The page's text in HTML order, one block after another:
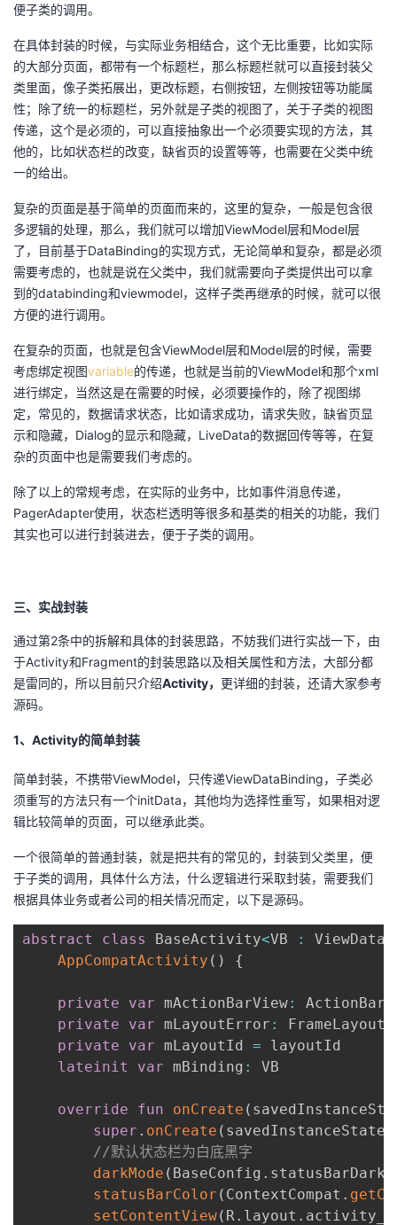
便子类的调用。
在具体封装的时候，与实际业务相结合，这个无比重要，比如实际
的大部分页面，都带有一个标题栏，那么标题栏就可以直接封装父
类里面，像子类拓展出，更改标题，右侧按钮，左侧按钮等功能属
性；除了统一的标题栏，另外就是子类的视图了，关于子类的视图
传递，这个是必须的，可以直接抽象出一个必须要实现的方法，其
他的，比如状态栏的改变，缺省页的设置等等，也需要在父类中统
一的给出。
复杂的页面是基于简单的页面而来的，这里的复杂，一般是包含很
多逻辑的处理，那么，我们就可以增加ViewModel层和Model层
了，目前基于DataBinding的实现方式，无论简单和复杂，都是必须
需要考虑的，也就是说在父类中，我们就需要向子类提供出可以拿
到的databinding和viewmodel，这样子类再继承的时候，就可以很
方便的进行调用。
在复杂的页面，也就是包含ViewModel层和Model层的时候，需要
考虑绑定视图variable的传递，也就是当前的ViewModel和那个xml
进行绑定，当然这是在需要的时候，必须要操作的，除了视图绑
定，常见的，数据请求状态，比如请求成功，请求失败，缺省页显
示和隐藏，Dialog的显示和隐藏，LiveData的数据回传等等，在复
杂的页面中也是需要我们考虑的。
除了以上的常规考虑，在实际的业务中，比如事件消息传递，
PagerAdapter使用，状态栏透明等很多和基类的相关的功能，我们
其实也可以进行封装进去，便于子类的调用。
三、实战封装
通过第2条中的拆解和具体的封装思路，不妨我们进行实战一下，由
于Activity和Fragment的封装思路以及相关属性和方法，大部分都
是雷同的，所以目前只介绍Activity， 更详细的封装，还请大家参考
源码。
1、Activity的简单封装
简单封装，不携带ViewModel，只传递ViewDataBinding，子类必
须重写的方法只有一个initData，其他均为选择性重写，如果相对逻
辑比较简单的页面，可以继承此类。
一个很简单的普通封装，就是把共有的常见的，封装到父类里，便
于子类的调用，具体什么方法，什么逻辑进行采取封装，需要我们
根据具体业务或者公司的相关情况而定，以下是源码。
abstract class BaseActivity<VB :
AppCompatActivity ( ) {
private var mActionBarView:
private
var mLayoutError : FrameLayout
private
var mLayoutId = layoutId
lateinit
var mBinding : VB
override fun onCreate (
super . onCreate ( savedInstanceState
//默认状态栏为白底黑字
darkMode ( BaseConfig .
statusBarColor ( ContextCompat .
setContentView( R. layout .